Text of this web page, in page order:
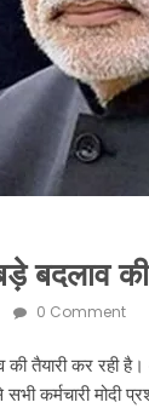
बदलाव की
0 Comment
तैयारी कर रही
सभी कर्मचारी